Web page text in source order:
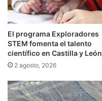
El programa Exploradores
STEM fomenta el talento
científico en Castilla y León
2 agosto, 2026